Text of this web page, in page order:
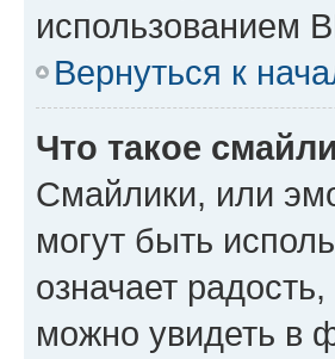
использованием
Вернуться к
Что такое
Смайлики, или
могут быть
означает
можно увидеть в